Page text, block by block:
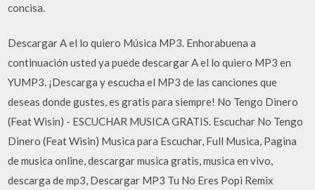
concisa.
Descargar A el lo quiero Música MP3. Enhorabuena a
continuación usted ya puede descargar A el lo quiero MP3 en
YUMP3. ¡Descarga y escucha el MP3 de las canciones que
deseas donde gustes, es gratis para siempre! No Tengo Dinero
(Feat Wisin) - ESCUCHAR MUSICA GRATIS. Escuchar No Tengo
Dinero (Feat Wisin) Musica para Escuchar, Full Musica, Pagina
de musica online, descargar musica gratis, musica en vivo,
descarga de mp3, Descargar MP3 Tu No Eres Popi Remix